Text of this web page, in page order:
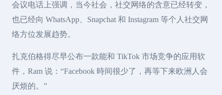
会议电话上强调，当今社会，社交网络的含意已经转变，
也已经向 WhatsApp、Snapchat 和 Instagram 等个人社交网
络方位发展趋势。
扎克伯格得尽早公布一款能和 TikTok 市场竞争的应用软
件，Ram 说：“Facebook 時间很少了，再等下来欧洲人会
厌烦的。”